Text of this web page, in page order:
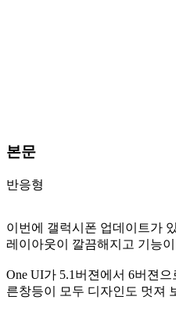
본문
반응형
이번에 갤럭시폰 업데이트가
레이아웃이 깔끔해지고 기능
One UI가 5.1버젼에서 6버젼
른창등이 모두 디자인도 멋져